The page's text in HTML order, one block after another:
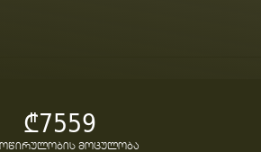
₾7559
მოცულობა